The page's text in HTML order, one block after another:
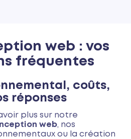
web : vos
fréquentes
coûts,
réponses
plus sur notre
web, nos
ou la création